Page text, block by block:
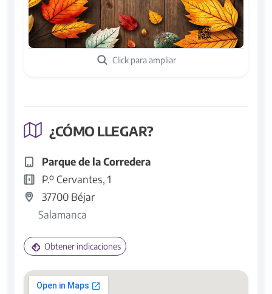
Click para ampliar
¿CÓMO LLEGAR?
Parque de la Corredera
P.º Cervantes, 1
37700 Béjar
Salamanca
Obtener indicaciones